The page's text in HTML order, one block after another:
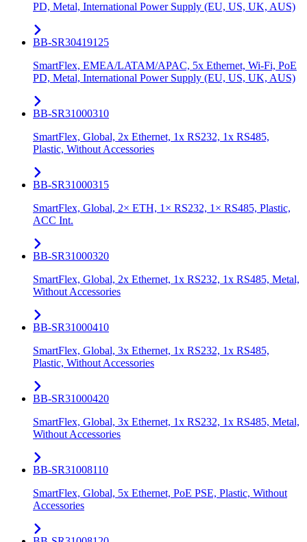
PD, Metal, International Power Supply (EU, US, UK, AUS)
BB-SR30419125
SmartFlex, EMEA/LATAM/APAC, 5x Ethernet, Wi-Fi, PoE
PD, Metal, International Power Supply (EU, US, UK, AUS)
BB-SR31000310
SmartFlex, Global, 2x Ethernet, 1x RS232, 1x RS485,
Plastic, Without Accessories
BB-SR31000315
SmartFlex, Global, 2× ETH, 1× RS232, 1× RS485, Plastic,
ACC Int.
BB-SR31000320
SmartFlex, Global, 2x Ethernet, 1x RS232, 1x RS485, Metal,
Without Accessories
BB-SR31000410
SmartFlex, Global, 3x Ethernet, 1x RS232, 1x RS485,
Plastic, Without Accessories
BB-SR31000420
SmartFlex, Global, 3x Ethernet, 1x RS232, 1x RS485, Metal,
Without Accessories
BB-SR31008110
SmartFlex, Global, 5x Ethernet, PoE PSE, Plastic, Without
Accessories